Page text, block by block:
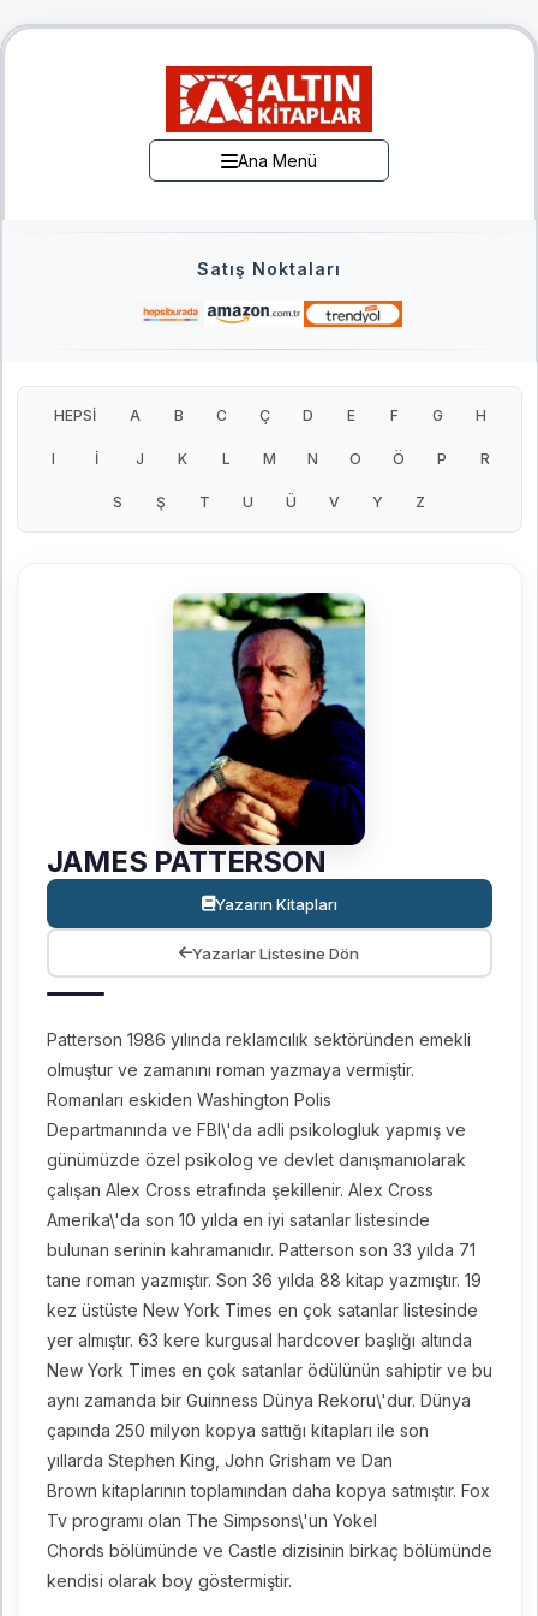
Ana Menü
Satış Noktaları
HEPSİ A B C Ç D E F G H
I İ J K L M N O Ö P R
S Ş T U Ü V Y Z
JAMES PATTERSON
Yazarın Kitapları
Yazarlar Listesine Dön
Patterson 1986 yılında reklamcılık sektöründen emekli
olmuştur ve zamanını roman yazmaya vermiştir.
Romanları eskiden Washington Polis
Departmanında ve FBI\'da adli psikologluk yapmış ve
günümüzde özel psikolog ve devlet danışmanıolarak
çalışan Alex Cross etrafında şekillenir. Alex Cross
Amerika\'da son 10 yılda en iyi satanlar listesinde
bulunan serinin kahramanıdır. Patterson son 33 yılda 71
tane roman yazmıştır. Son 36 yılda 88 kitap yazmıştır. 19
kez üstüste New York Times en çok satanlar listesinde
yer almıştır. 63 kere kurgusal hardcover başlığı altında
New York Times en çok satanlar ödülünün sahiptir ve bu
aynı zamanda bir Guinness Dünya Rekoru\'dur. Dünya
çapında 250 milyon kopya sattığı kitapları ile son
yıllarda Stephen King, John Grisham ve Dan
Brown kitaplarının toplamından daha kopya satmıştır. Fox
Tv programı olan The Simpsons\'un Yokel
Chords bölümünde ve Castle dizisinin birkaç bölümünde
kendisi olarak boy göstermiştir.